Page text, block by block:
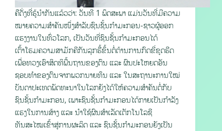
ຄືດັ່ງທີ່ຮູ້ນໍາກັນແລ້ວວ່າ: ວັນທີ 1 ພຶດສະພາ ແມ່ນວັນທີ່ມີຄວາມ
ໝາຍຄວາມສຳຄັນໜຶ່ງສໍາລັບຊົນຊັ້ນກຳມະກອນ-ຊາວຜູ້ອອກ
ແຮງງານໃນທົ່ວໂລກ, ເປັນວັນທີ່ຊົນຊັ້ນກຳມະກອນໄດ້
ເຕົ້າໂຮມຄວາມສາມັກຄີກັນລຸກຮື້ຂຶ້ນຕໍ່ຕ້ານການກົດຂີ່ຂູດຮີດ
ເພື່ອທວງເອົາສິດທິພື້ນຖານຂອງຕົນ ແລະ ຜົນປະໂຫຍດອັນ
ຊອບທຳຂອງຕົນຈາກພວກນາຍທຶນ ແລະ ໃນສະຖານະການໃໝ່
ບັນດາປະເທດພັດທະນາໃນໂລກຍັງໄດ້ໃຫ້ຄວາມສໍາຄັນຕໍ່ກັບ
ຊົນຊັ້ນກຳມະກອນ, ເພາະຊົນຊັ້ນກຳມະກອນໄດ້ກາຍເປັນກຳລັງ
ແຮງໃນການສ້າງ ແລະ ນໍາໃຊ້ຜົນສຳເລັດເຕັກໂນໂລຊີ
ທັນສະໄໝເຂົ້າສູ່ການຜະລິດ ແລະ ຊົນຊັ້ນກຳມະກອນຍັງເປັນ